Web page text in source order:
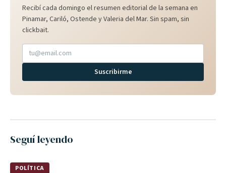
Recibí cada domingo el resumen editorial de la semana en
Pinamar, Cariló, Ostende y Valeria del Mar. Sin spam, sin
clickbait.
Suscribirme
Seguí leyendo
POLÍTICA